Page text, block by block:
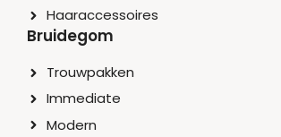
Haaraccessoires
Bruidegom
Trouwpakken
Immediate
Modern